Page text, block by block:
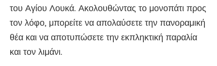
του Αγίου Λουκά. Ακολουθώντας το μονοπάτι προς
τον λόφο, μπορείτε να απολαύσετε την πανοραμική
θέα και να αποτυπώσετε την εκπληκτική παραλία
και τον λιμάνι.